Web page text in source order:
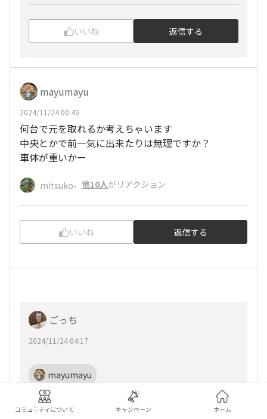
いいね 返信する
mayumayu
2024/11/24 00:45
何台で元を取れるか考えちゃいます
中央とかで前一気に出来たりは無理ですか？
車体が重いかー
mitsuko、 他10人がリアクション
いいね 返信する
ごっち
2024/11/24 04:17
mayumayu
コメントありがとうございます。
コミュニティについて キャンペーン ホーム